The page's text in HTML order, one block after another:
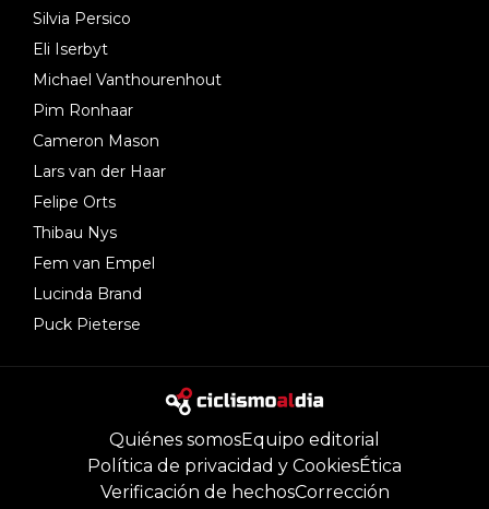
Silvia Persico
Eli Iserbyt
Michael Vanthourenhout
Pim Ronhaar
Cameron Mason
Lars van der Haar
Felipe Orts
Thibau Nys
Fem van Empel
Lucinda Brand
Puck Pieterse
Quiénes somosEquipo editorial
Política de privacidad y CookiesÉtica
Verificación de hechosCorrección